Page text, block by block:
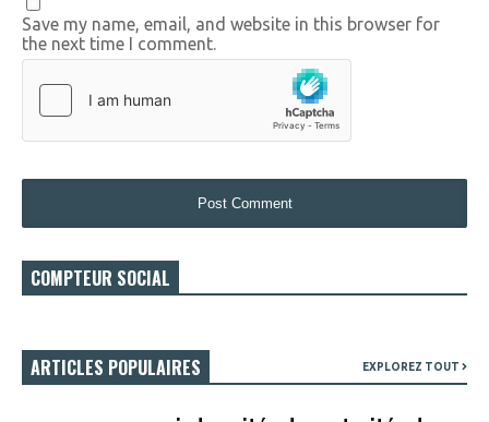
Save my name, email, and website in this browser for
the next time I comment.
COMPTEUR SOCIAL
ARTICLES POPULAIRES EXPLOREZ TOUT